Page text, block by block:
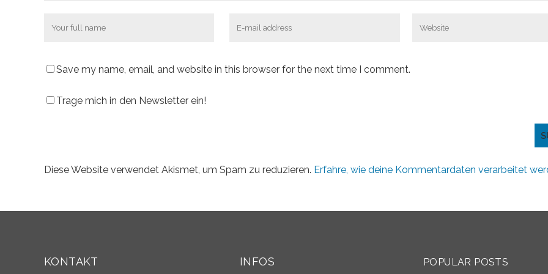
Save my name, email, and website in this browser for the next time I comment.
Trage mich in den Newsletter ein!
Diese Website verwendet Akismet, um Spam zu reduzieren. Erfahre, wie deine Kommentardaten verarbeitet
KONTAKT INFOS POPULAR POSTS